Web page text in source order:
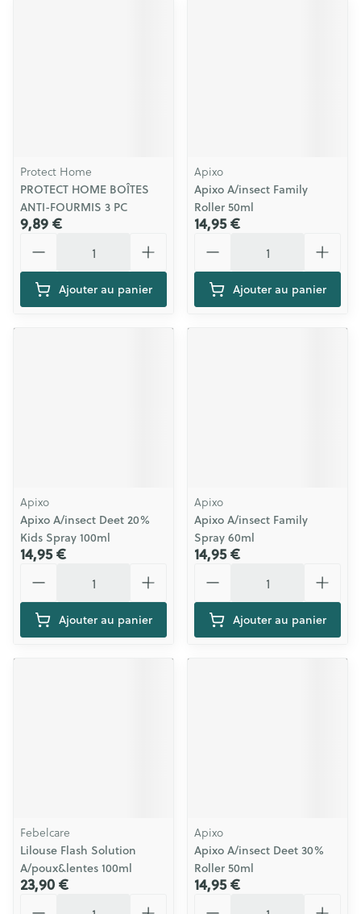
Protect Home
PROTECT HOME BOÎTES
ANTI-FOURMIS 3 PC
9,89 €
Ajouter au panier
Apixo
Apixo A/insect Family
Roller 50ml
14,95 €
Ajouter au panier
Apixo
Apixo A/insect Deet 20%
Kids Spray 100ml
14,95 €
Ajouter au panier
Apixo
Apixo A/insect Family
Spray 60ml
14,95 €
Ajouter au panier
Febelcare
Lilouse Flash Solution
A/poux&lentes 100ml
23,90 €
Apixo
Apixo A/insect Deet 30%
Roller 50ml
14,95 €